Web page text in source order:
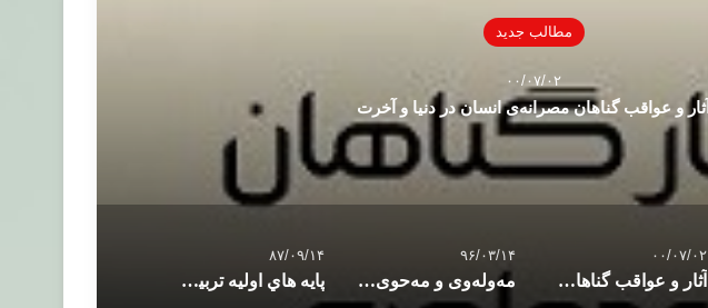
مطالب جدید
۰۰/۰۷/۰۲
آثار و عواقب گناهان مصرانه‌ی انسان در دنیا و آخرت
۰۰/۰۷/۰۲
آثار و عواقب گناهان مصرانه‌ی انسان در دنیا و آخرت
۹۶/۰۳/۱۴
مەولەوی و مەحوی، چۆن یەکتریان ناسی
۸۷/۰۹/۱۴
پايه هاي اوليه تربيت نفس